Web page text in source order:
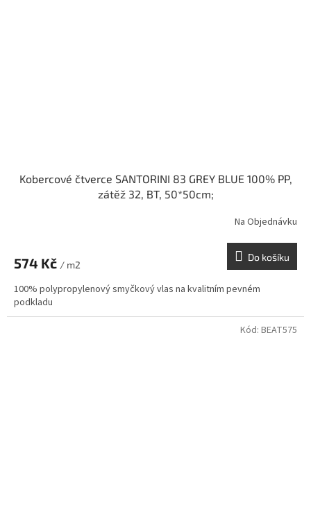
Kobercové čtverce SANTORINI 83 GREY BLUE 100% PP,
zátěž 32, BT, 50*50cm;
Na Objednávku
574 Kč / m2
Do košíku
100% polypropylenový smyčkový vlas na kvalitním pevném
podkladu
Kód: BEAT575